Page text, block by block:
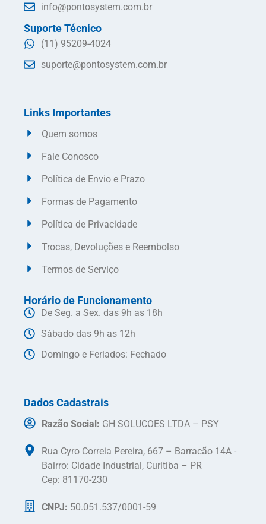
info@pontosystem.com.br
Suporte Técnico
(11) 95209-4024
suporte@pontosystem.com.br
Links Importantes
Quem somos
Fale Conosco
Política de Envio e Prazo
Formas de Pagamento
Política de Privacidade
Trocas, Devoluções e Reembolso
Termos de Serviço
Horário de Funcionamento
De Seg. a Sex. das 9h as 18h
Sábado das 9h as 12h
Domingo e Feriados: Fechado
Dados Cadastrais
Razão Social: GH SOLUCOES LTDA – PSY
Rua Cyro Correia Pereira, 667 – Barracão 14A -
Bairro: Cidade Industrial, Curitiba – PR
Cep: 81170-230
CNPJ: 50.051.537/0001-59